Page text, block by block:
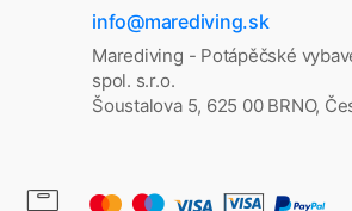
info@marediving.sk
Marediving - Potápěčské
spol. s.r.o.
Šoustalova 5, 625 00 BRNO,